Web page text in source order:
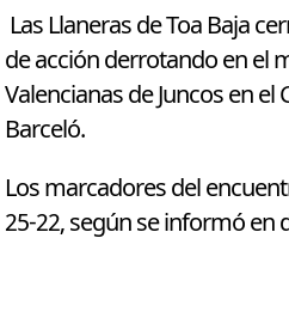
Las Llaneras de Toa Baja
de acción derrotando en el
Valencianas de Juncos en el
Barceló.
Los marcadores del
25-22, según se informó en